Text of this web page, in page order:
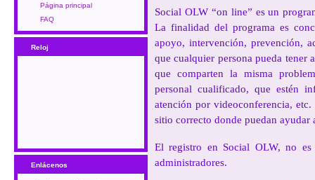
Página principal
FAQ
Reloj
Enlácenos
Social OLW “on line” es un
La finalidad del programa es
apoyo, intervención, prevención,
que cualquier persona pueda tener
que comparten la misma
personal cualificado, que estén
atención por videoconferencia,
sitio correcto donde puedan
El registro en Social OLW, no
administradores.